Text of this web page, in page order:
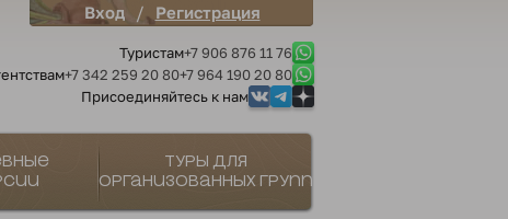
Вход / Регистрация
Туристам+7 906 876 11 76
+7 342 259 20 80+7 964 190 20 80
Присоединяйтесь к нам
Туры для
организованных групп